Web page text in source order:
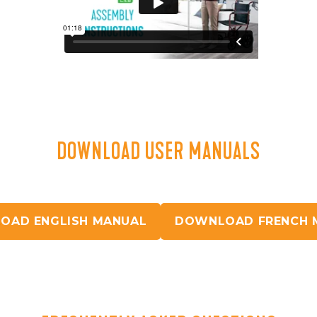
DOWNLOAD USER MANUALS
ENGLISH MANUAL DOWNLOAD FRENCH